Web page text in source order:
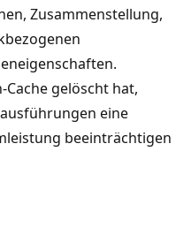
Zusammenstellung,
gelöscht hat,
eine
beeinträchtigen